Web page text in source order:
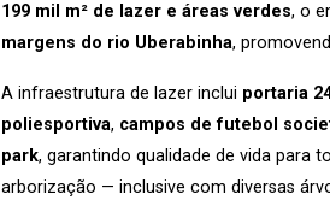
199 mil m² de lazer e áreas verdes, o
margens do rio Uberabinha,
A infraestrutura de lazer inclui portaria
poliesportiva, campos de futebol
park, garantindo qualidade de vida para
arborização — inclusive com diversas